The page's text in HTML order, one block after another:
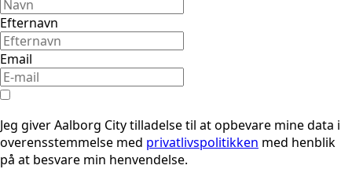
Efternavn
Email
Jeg giver Aalborg City tilladelse til at opbevare mine data i
overensstemmelse med privatlivspolitikken med henblik
på at besvare min henvendelse.